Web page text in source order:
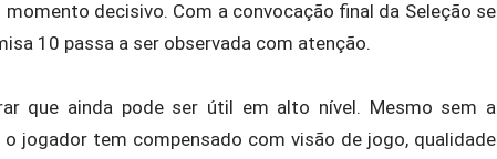
decisivo. Com a convocação final da Seleção se
10 passa a ser observada com atenção.
que ainda pode ser útil em alto nível. Mesmo sem a
jogador tem compensado com visão de jogo, qualidade